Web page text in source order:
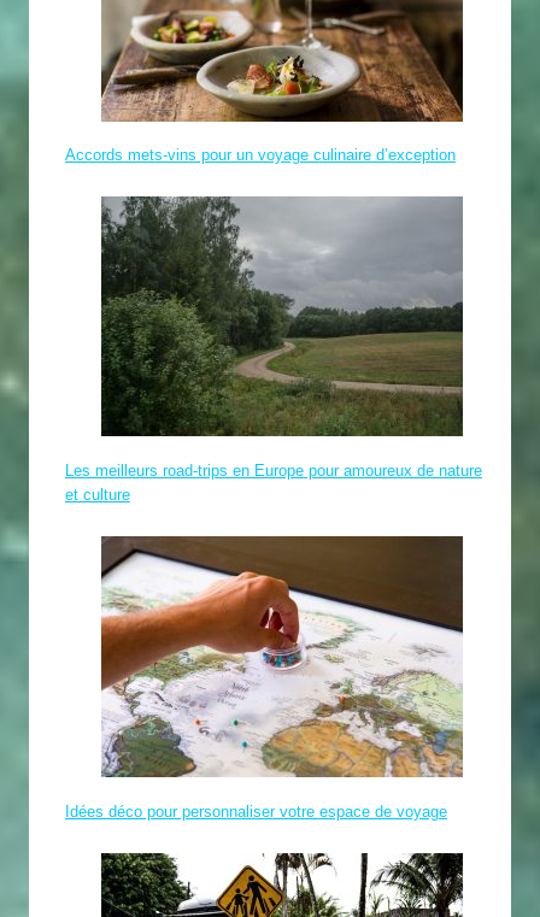
Accords mets-vins pour un voyage culinaire d’exception
Les meilleurs road-trips en Europe pour amoureux de nature
et culture
Idées déco pour personnaliser votre espace de voyage